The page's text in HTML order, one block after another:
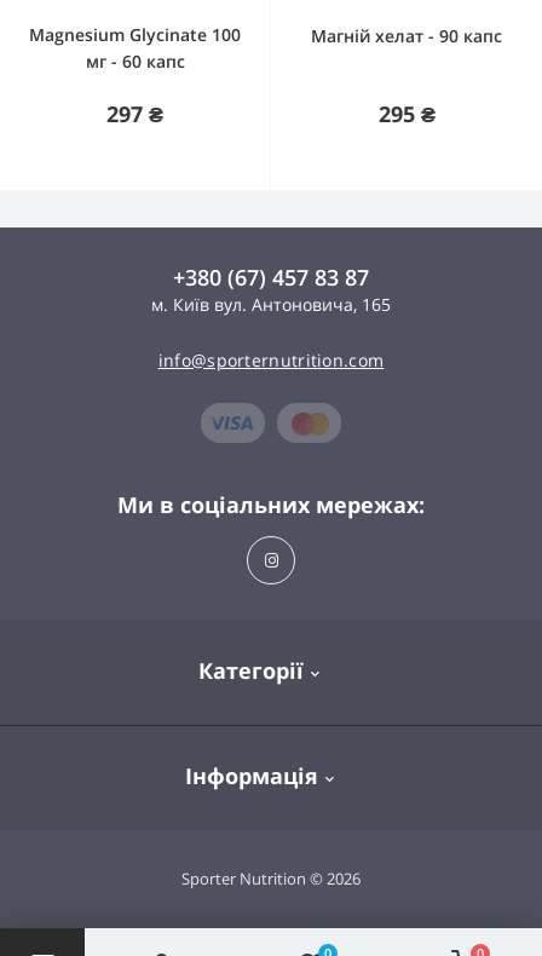
Magnesium Glycinate 100
мг - 60 капс
297 ₴
Магній хелат - 90 капс
295 ₴
+380 (67) 457 83 87
м. Київ вул. Антоновича, 165
info@sporternutrition.com
Категорії
Спортивне харчування
Інформація
Про магазин
Ми в соціальних мережах:
Sporter Nutrition © 2026